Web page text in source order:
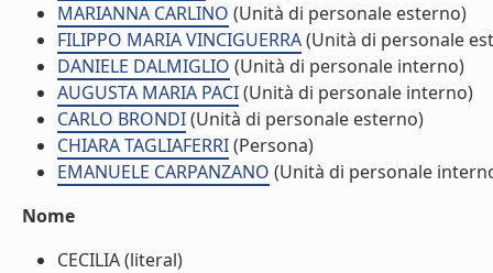
MARIANNA CARLINO (Unità di personale esterno)
FILIPPO MARIA VINCIGUERRA(Unità di personale
DANIELE DALMIGLIO (Unità di personale interno)
AUGUSTA MARIA PACI(Unità di personale interno)
CARLO BRONDI(Unità di personale esterno)
CHIARA TAGLIAFERRI(Persona)
EMANUELE CARPANZANO (Unità di personale
Nome
CECILIA (literal)